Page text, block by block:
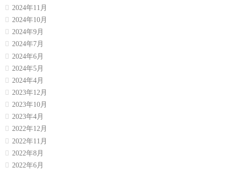
2024年11月
2024年10月
2024年9月
2024年7月
2024年6月
2024年5月
2024年4月
2023年12月
2023年10月
2023年4月
2022年12月
2022年11月
2022年8月
2022年6月